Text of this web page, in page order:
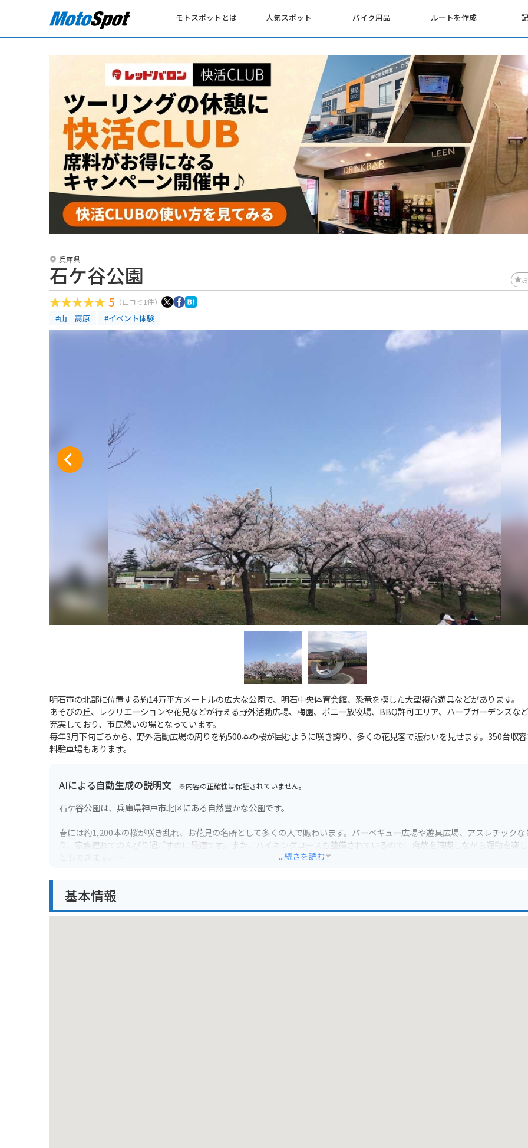
モトスポットとは 人気スポット バイク用品 ルートを作成
兵庫県
石ケ谷公園
5 （口コミ1件）
#山｜高原 #イベント体験
明石市の北部に位置する約14万平方メートルの広大な公園で、明石中央体育会館、恐竜を模した大型複合遊具などがあります。
あそびの丘、レクリエーションや花見などが行える野外活動広場、梅園、ポニー放牧場、BBQ許可エリア、ハーブガーデンズな
充実しており、市民憩いの場となっています。
毎年3月下旬ごろから、野外活動広場の周りを約500本の桜が囲むように咲き誇り、多くの花見客で賑わいを見せます。350台収
料駐車場もあります。
AIによる自動生成の説明文 ※内容の正確性は保証されていません。
石ケ谷公園は、兵庫県神戸市北区にある自然豊かな公園です。
春には約1,200本の桜が咲き乱れ、お花見の名所として多くの人で賑わいます。バーベキュー広場や遊具広場、アスレチックな
り、家族連れでのんびり過ごすのに最適です。また、ハイキングコースも整備されているので、自然を満喫しながら運動を楽
...続きを読む
基本情報